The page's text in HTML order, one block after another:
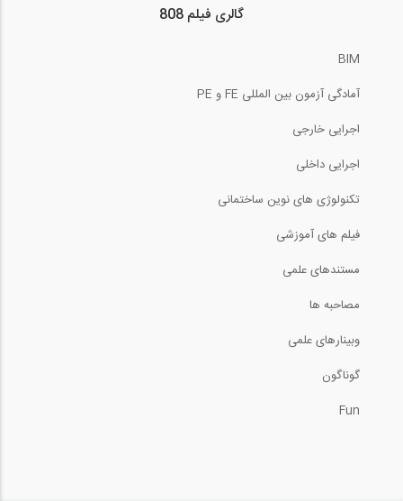
12:25
4:07
گالری فیلم 808
BIM
آمادگی آزمون بین المللی FE و PE
اجرایی خارجی
اجرایی داخلی
تکنولوژی های نوین ساختمانی
فیلم های آموزشی
مستندهای علمی
مصاحبه ها
وبینارهای علمی
گوناگون
Fun